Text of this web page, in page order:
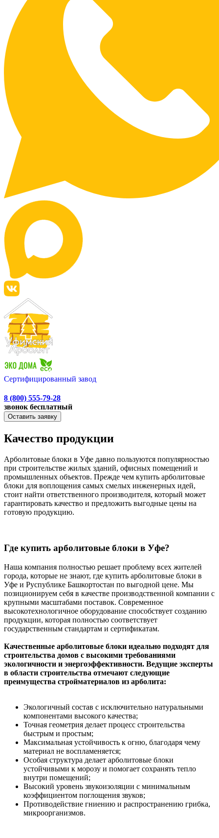
Сертифицированный завод
8 (800) 555-79-28
звонок бесплатный
Оставить заявку
Качество продукции
Арболитовые блоки в Уфе давно пользуются популярностью
при строительстве жилых зданий, офисных помещений и
промышленных объектов. Прежде чем купить арболитовые
блоки для воплощения самых смелых инженерных идей,
стоит найти ответственного производителя, который может
гарантировать качество и предложить выгодные цены на
готовую продукцию.
Где купить арболитовые блоки в Уфе?
Наша компания полностью решает проблему всех жителей
города, которые не знают, где купить арболитовые блоки в
Уфе и Руспублике Башкортостан по выгодной цене. Мы
позиционируем себя в качестве производственной компании с
крупными масштабами поставок. Современное
высокотехнологичное оборудование способствует созданию
продукции, которая полностью соответствует
государственным стандартам и сертификатам.
Качественные арболитовые блоки идеально подходят для
строительства домов с высокими требованиями
экологичности и энергоэффективности. Ведущие эксперты
в области строительства отмечают следующие
преимущества стройматериалов из арболита:
Экологичный состав с исключительно натуральными
компонентами высокого качества;
Точная геометрия делает процесс строительства
быстрым и простым;
Максимальная устойчивость к огню, благодаря чему
материал не воспламеняется;
Особая структура делает арболитовые блоки
устойчивыми к морозу и помогает сохранять тепло
внутри помещений;
Высокий уровень звукоизоляции с минимальным
коэффициентом поглощения звуков;
Противодействие гниению и распространению грибка,
микроорганизмов.